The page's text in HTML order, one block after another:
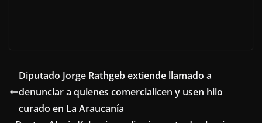
Diputado Jorge Rathgeb extiende llamado a
denunciar a quienes comercialicen y usen hilo
curado en La Araucanía